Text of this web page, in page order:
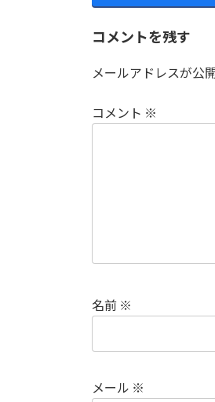
コメントを残す
メールアドレスが公
コメント ※
名前 ※
メール ※